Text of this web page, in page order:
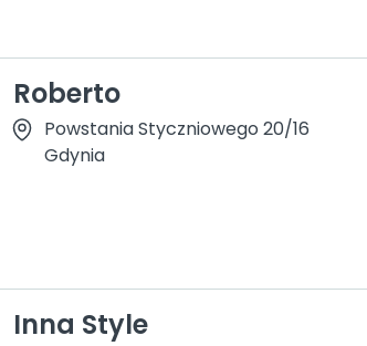
Roberto
Powstania Styczniowego 20/16
Gdynia
Inna Style